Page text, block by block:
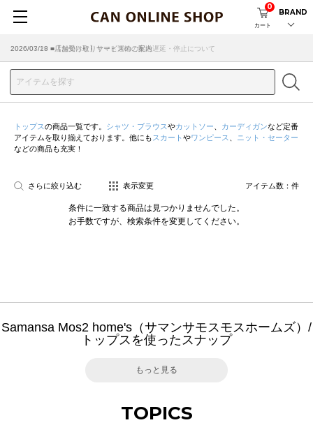
カート
0
BRAND
2026/07/29 ■【お知らせ】ヤマト運輸の配送遅延・停止について
2026/03/18 ■店舗受け取りサービスのご案内
トップスの商品一覧です。 シャツ・ブラウスやカットソー カーディガンなど定番
アイテムを取り揃えております。他にも スカート やワンピース
ニット・セーター
などの商品も充実！
さらに絞り込む 表示変更 アイテム数： 件
条件に一致する商品は見つかりませんでした。
お手数ですが、検索条件を変更してください。
Samansa Mos2 home's（サマンサモスモスホームズ）/
トップスを使ったスナップ
もっと見る
TOPICS